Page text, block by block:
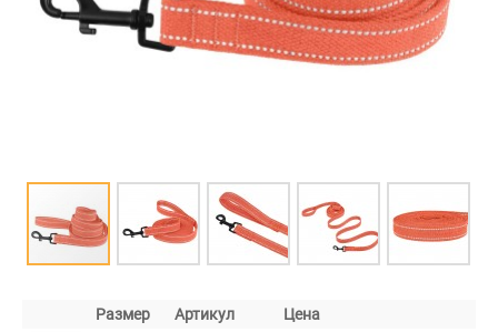
Размер Артикул Цена